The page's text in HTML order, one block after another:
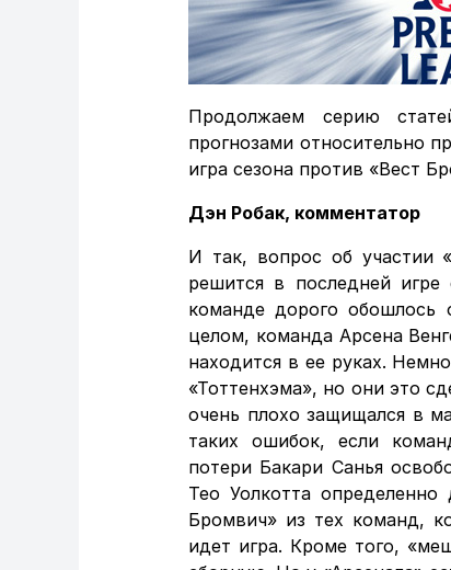
Продолжаем серию
прогнозами относительно
игра сезона против «Вест
Дэн Робак, комментатор
И так, вопрос об участии
решится в последней
команде дорого обошлось
целом, команда Арсена
находится в ее руках.
«Тоттенхэма», но они это
очень плохо защищался в
таких ошибок, если
потери Бакари Санья
Тео Уолкотта
Бромвич» из тех команд,
идет игра. Кроме того,